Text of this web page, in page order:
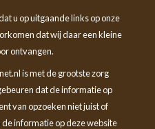
u op uitgaande links op onze
dat wij daar een kleine
ontvangen.
is met de grootste zorg
dat de informatie op
van opzoeken niet juist of
informatie op deze website